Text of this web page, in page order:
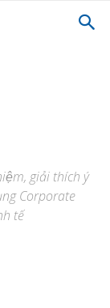
giải thích ý
Corporate
tế